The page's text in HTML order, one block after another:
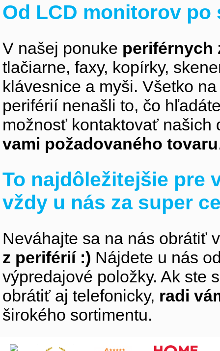
Od LCD monitorov
V našej ponuke periférnych
tlačiarne, faxy, kopírky,
klávesnice a myši. Všetko
periférií nenašli to, čo
možnosť kontaktovať
vami požadovaného tovaru
To najdôležitejšie pre
vždy u nás za super
Neváhajte sa na nás obrátiť
z periférií :) Nájdete u nás
výpredajové položky. Ak ste
obrátiť aj telefonicky, radi
širokého sortimentu.